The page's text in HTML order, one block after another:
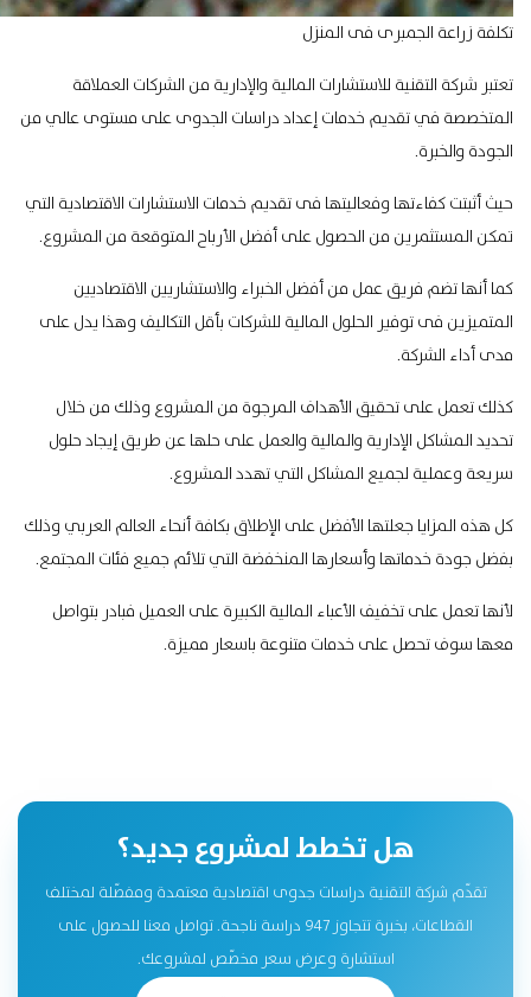
تكلفة زراعة الجمبرى فى المنزل
تعتبر شركة التقنية للاستشارات المالية والإدارية من الشركات العملاقة
المتخصصة في تقديم خدمات إعداد دراسات الجدوى على مستوى عالي من
الجودة والخبرة.
حيث أثبتت كفاءتها وفعاليتها فى تقديم خدمات الاستشارات الاقتصادية التي
تمكن المستثمرين من الحصول على أفضل الأرباح المتوقعة من المشروع.
كما أنها تضم فريق عمل من أفضل الخبراء والاستشاريين الاقتصاديين
المتميزين فىتوفير الحلول المالية للشركات بأقل التكاليف وهذا يدل على
مدى أداء الشركة.
كذلك تعمل على تحقيق الأهداف المرجوة من المشروع وذلك من خلال
تحديد المشاكل الإدارية والمالية والعمل على حلها عن طريق إيجاد حلول
سريعة وعملية لجميع المشاكل التي تهدد المشروع.
كل هذه المزايا جعلتها الأفضل على الإطلاق بكافة أنحاء العالم العربي وذلك
بفضل جودة خدماتها وأسعارها المنخفضة التي تلائم جميع فئات المجتمع.
لأنها تعمل على تخفيف الأعباء المالية الكبيرة على العميل فبادر بتواصل
معها سوف تحصل على خدمات متنوعة باسعار مميزة.
هل تخطط لمشروع جديد؟
تقدّم شركة التقنية دراسات جدوى اقتصادية معتمدة ومفصّلة لمختلف
القطاعات، بخبرة تتجاوز 947 دراسة ناجحة. تواصل معنا للحصول على
استشارة وعرض سعر مخصّص لمشروعك.